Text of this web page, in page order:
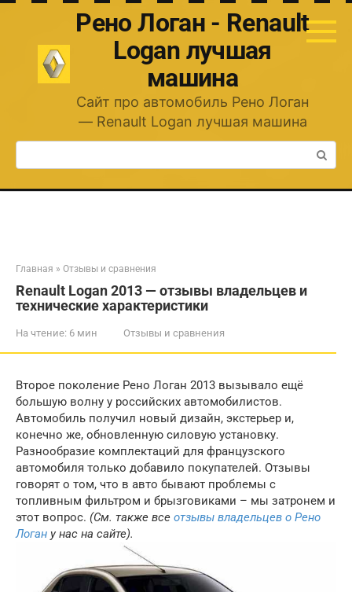
Перейти
Рено Логан - Renault
Logan лучшая
машина
Сайт про автомобиль Рено Логан
— Renault Logan лучшая машина
Поиск:
Главная » Отзывы и сравнения
Renault Logan 2013 — отзывы владельцев и
технические характеристики
На чтение: 6 мин Отзывы и сравнения
Второе поколение Рено Логан 2013 вызывало ещё
большую волну у российских автомобилистов.
Автомобиль получил новый дизайн, экстерьер и,
конечно же, обновленную силовую установку.
Разнообразие комплектаций для французского
автомобиля только добавило покупателей. Отзывы
говорят о том, что в авто бывают проблемы с
топливным фильтром и брызговиками – мы затронем и
этот вопрос. (См. также все отзывы владельцев о Рено
Логан у нас на сайте).